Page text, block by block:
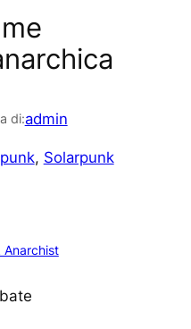
di:admin
, Solarpunk
Anarchist